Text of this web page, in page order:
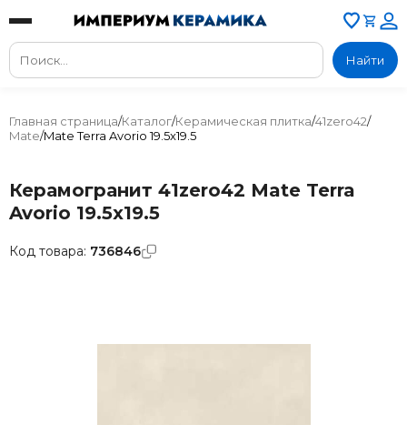
Найти
Главная страница/Каталог/Керамическая плитка/41zero42/
Mate/Mate Terra Avorio 19.5x19.5
Керамогранит 41zero42 Mate Terra
Avorio 19.5x19.5
Код товара: 736846